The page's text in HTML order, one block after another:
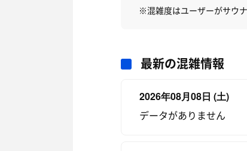
※混雑度はユーザーがサウ
最新の混雑情報
2026年08月08日 (土)
データがありません